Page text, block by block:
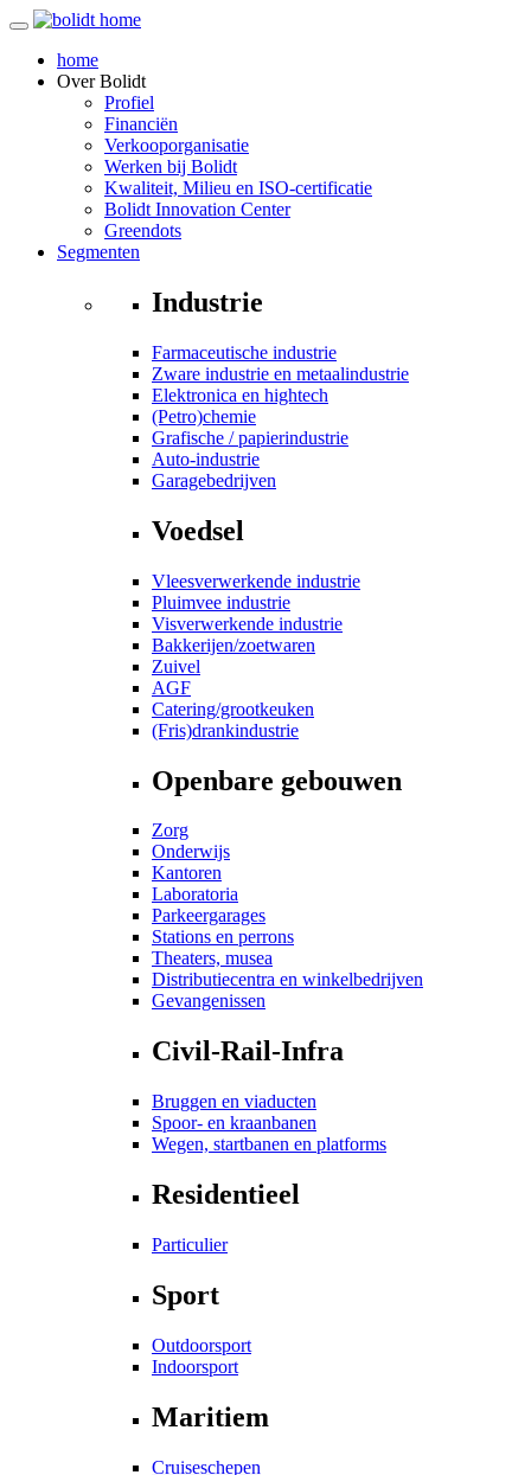
home
OverBolidt
Profiel
Financiën
Verkooporganisatie
Werken bij Bolidt
Kwaliteit, Milieu en ISO-certificatie
Bolidt Innovation Center
Greendots
Segmenten
Industrie
Farmaceutische industrie
Zware industrie en metaalindustrie
Elektronica en hightech
(Petro)chemie
Grafische / papierindustrie
Auto-industrie
Garagebedrijven
Voedsel
Vleesverwerkende industrie
Pluimvee industrie
Visverwerkende industrie
Bakkerijen/zoetwaren
Zuivel
AGF
Catering/grootkeuken
(Fris)drankindustrie
Openbare gebouwen
Zorg
Onderwijs
Kantoren
Laboratoria
Parkeergarages
Stations en perrons
Theaters, musea
Distributiecentra en winkelbedrijven
Gevangenissen
Civil-Rail-Infra
Bruggen en viaducten
Spoor- en kraanbanen
Wegen, startbanen en platforms
Residentieel
Particulier
Sport
Outdoorsport
Indoorsport
Maritiem
Cruiseschepen